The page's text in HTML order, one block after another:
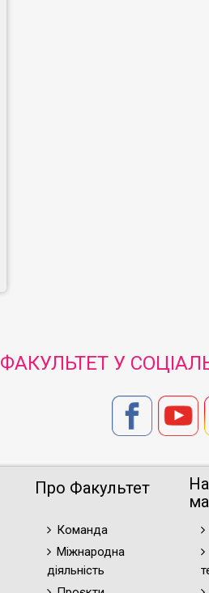
ФАКУЛЬТЕТ У
Про Факультет
Команда
Міжнародна
діяльність